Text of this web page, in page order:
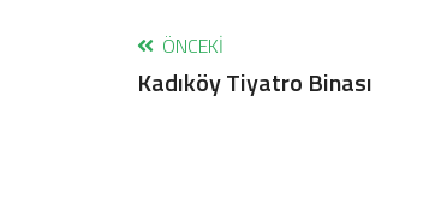
ÖNCEKI
Kadıköy Tiyatro Binası